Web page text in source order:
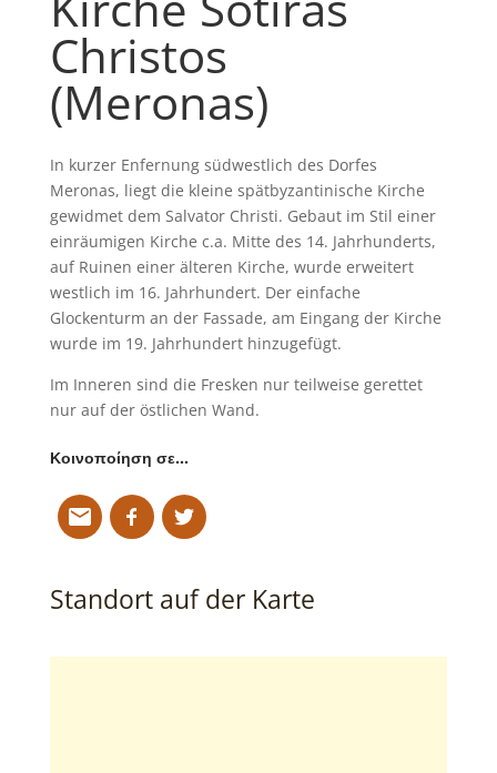
Christos
(Meronas)
In kurzer Enfernung südwestlich des Dorfes
Meronas, liegt die kleine spätbyzantinische Kirche
gewidmet dem Salvator Christi. Gebaut im Stil einer
einräumigen Kirche c.a. Mitte des 14. Jahrhunderts,
auf Ruinen einer älteren Kirche, wurde erweitert
westlich im 16. Jahrhundert. Der einfache
Glockenturm an der Fassade, am Eingang der Kirche
wurde im 19. Jahrhundert hinzugefügt.
Im Inneren sind die Fresken nur teilweise gerettet
nur auf der östlichen Wand.
Κοινοποίηση σε…
Standort auf der Karte